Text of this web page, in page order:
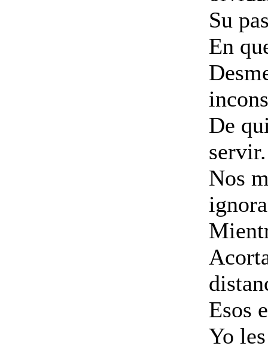
Su
En
De
servir.
Nos
Esos
Yo